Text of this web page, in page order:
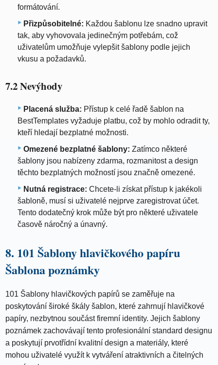
formátování.
Přizpůsobitelné: Každou šablonu lze snadno upravit
tak, aby vyhovovala jedinečným potřebám, což
uživatelům umožňuje vylepšit šablony podle jejich
vkusu a požadavků.
7.2 Nevýhody
Placená služba: Přístup k celé řadě šablon na
BestTemplates vyžaduje platbu, což by mohlo odradit ty,
kteří hledají bezplatné možnosti.
Omezené bezplatné šablony: Zatímco některé
šablony jsou nabízeny zdarma, rozmanitost a design
těchto bezplatných možností jsou značně omezené.
Nutná registrace: Chcete-li získat přístup k jakékoli
šabloně, musí si uživatelé nejprve zaregistrovat účet.
Tento dodatečný krok může být pro některé uživatele
časově náročný a únavný.
8. 101 Šablony hlavičkového papíru
Šablona poznámky
101 Šablony hlavičkových papírů se zaměřuje na
poskytování široké škály šablon, které zahrnují hlavičkové
papíry, nezbytnou součást firemní identity. Jejich šablony
poznámek zachovávají tento profesionální standard designu
a poskytují prvotřídní kvalitní design a materiály, které
mohou uživatelé využít k vytváření atraktivních a čitelných